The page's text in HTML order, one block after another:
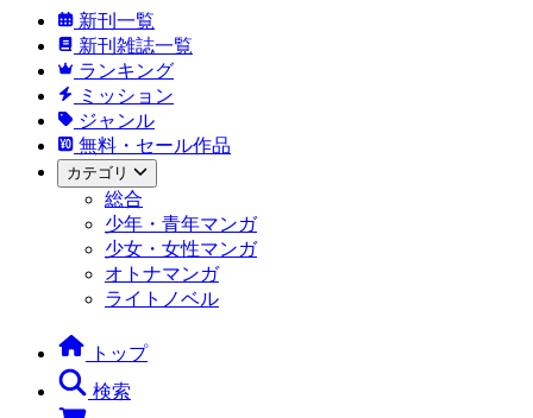
新刊一覧
新刊雑誌一覧
ランキング
ミッション
ジャンル
無料・セール作品
カテゴリ
総合
少年・青年マンガ
少女・女性マンガ
オトナマンガ
ライトノベル
トップ
検索